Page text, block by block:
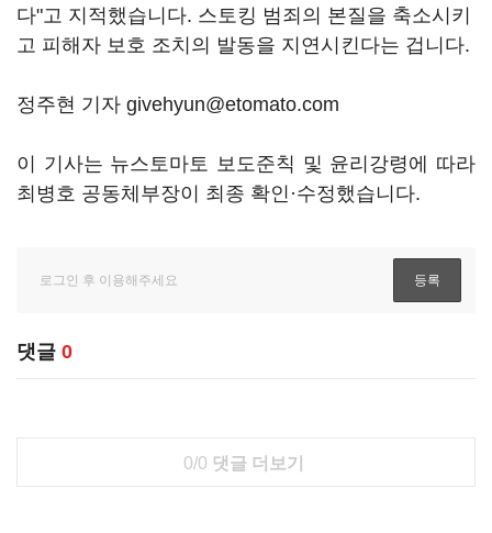
다"고 지적했습니다. 스토킹 범죄의 본질을 축소시키
고 피해자 보호 조치의 발동을 지연시킨다는 겁니다.
정주현 기자 givehyun@etomato.com
이 기사는 뉴스토마토 보도준칙 및 윤리강령에 따라
최병호 공동체부장이 최종 확인·수정했습니다.
댓글 0
0/0 댓글 더보기